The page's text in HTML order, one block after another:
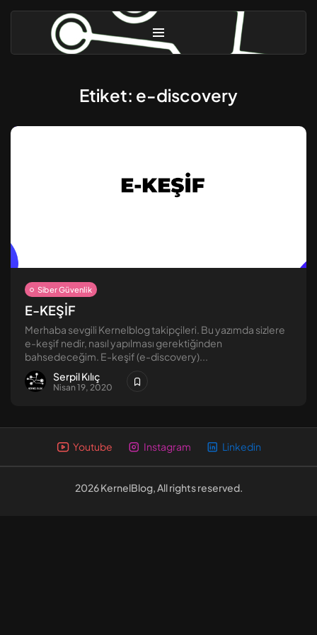
Linux Güvenliği [2] – Güvenlik...
Eylül 9, 2024
Linux Güvenliği [1] – Dosya...
Eylül 8, 2024 13 Dk
Etiket: e-discovery
Siber Güvenlik
E-KEŞİF
Merhaba sevgili Kernelblog takipçileri. Bu yazımda sizlere
e-keşif nedir, nasıl yapılması gerektiğinden
bahsedeceğim. E-keşif (e-discovery)...
Serpil Kılıç
Nisan 19, 2020
Youtube Instagram Linkedin
2026 KernelBlog, All rights reserved.